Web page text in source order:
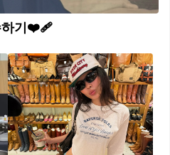
하기❤️‍🩹